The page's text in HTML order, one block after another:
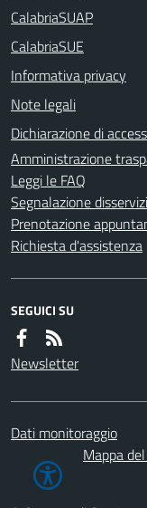
CalabriaSUAP
CalabriaSUE
Informativa privacy
Note legali
Dichiarazione di
Amministrazione
Leggi le FAQ
Segnalazione
Prenotazione
Richiesta d'assistenza
SEGUICI SU
Newsletter
Dati monitoraggio
Mappa